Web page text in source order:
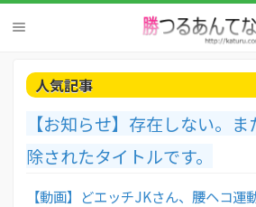
人気記事
【お知らせ】存在しない。
除されたタイトルです。
【動画】どエッチJKさん、腰ヘコ運